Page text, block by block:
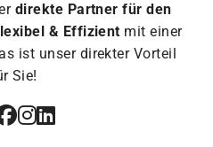
direkte Partner für den
& Effizient mit einer
ist unser direkter Vorteil
Sie!